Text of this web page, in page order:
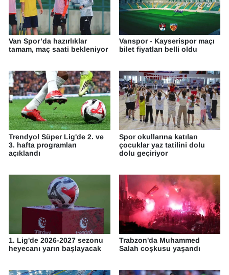
Van Spor’da hazırlıklar
tamam, maç saati bekleniyor
Vanspor - Kayserispor maçı
bilet fiyatları belli oldu
Trendyol Süper Lig'de 2. ve
3. hafta programları
açıklandı
Spor okullarına katılan
çocuklar yaz tatilini dolu
dolu geçiriyor
1. Lig'de 2026-2027 sezonu
heyecanı yarın başlayacak
Trabzon'da Muhammed
Salah coşkusu yaşandı